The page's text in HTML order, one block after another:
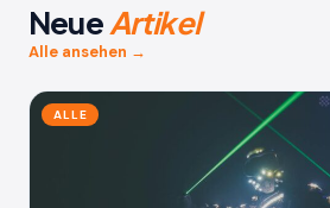
NeueArtikel
Alle ansehen →
ALLE